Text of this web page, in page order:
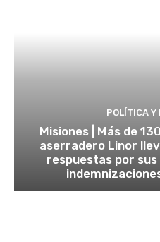
POLÍTICA Y
Misiones | Más de
aserradero Linor
respuestas por